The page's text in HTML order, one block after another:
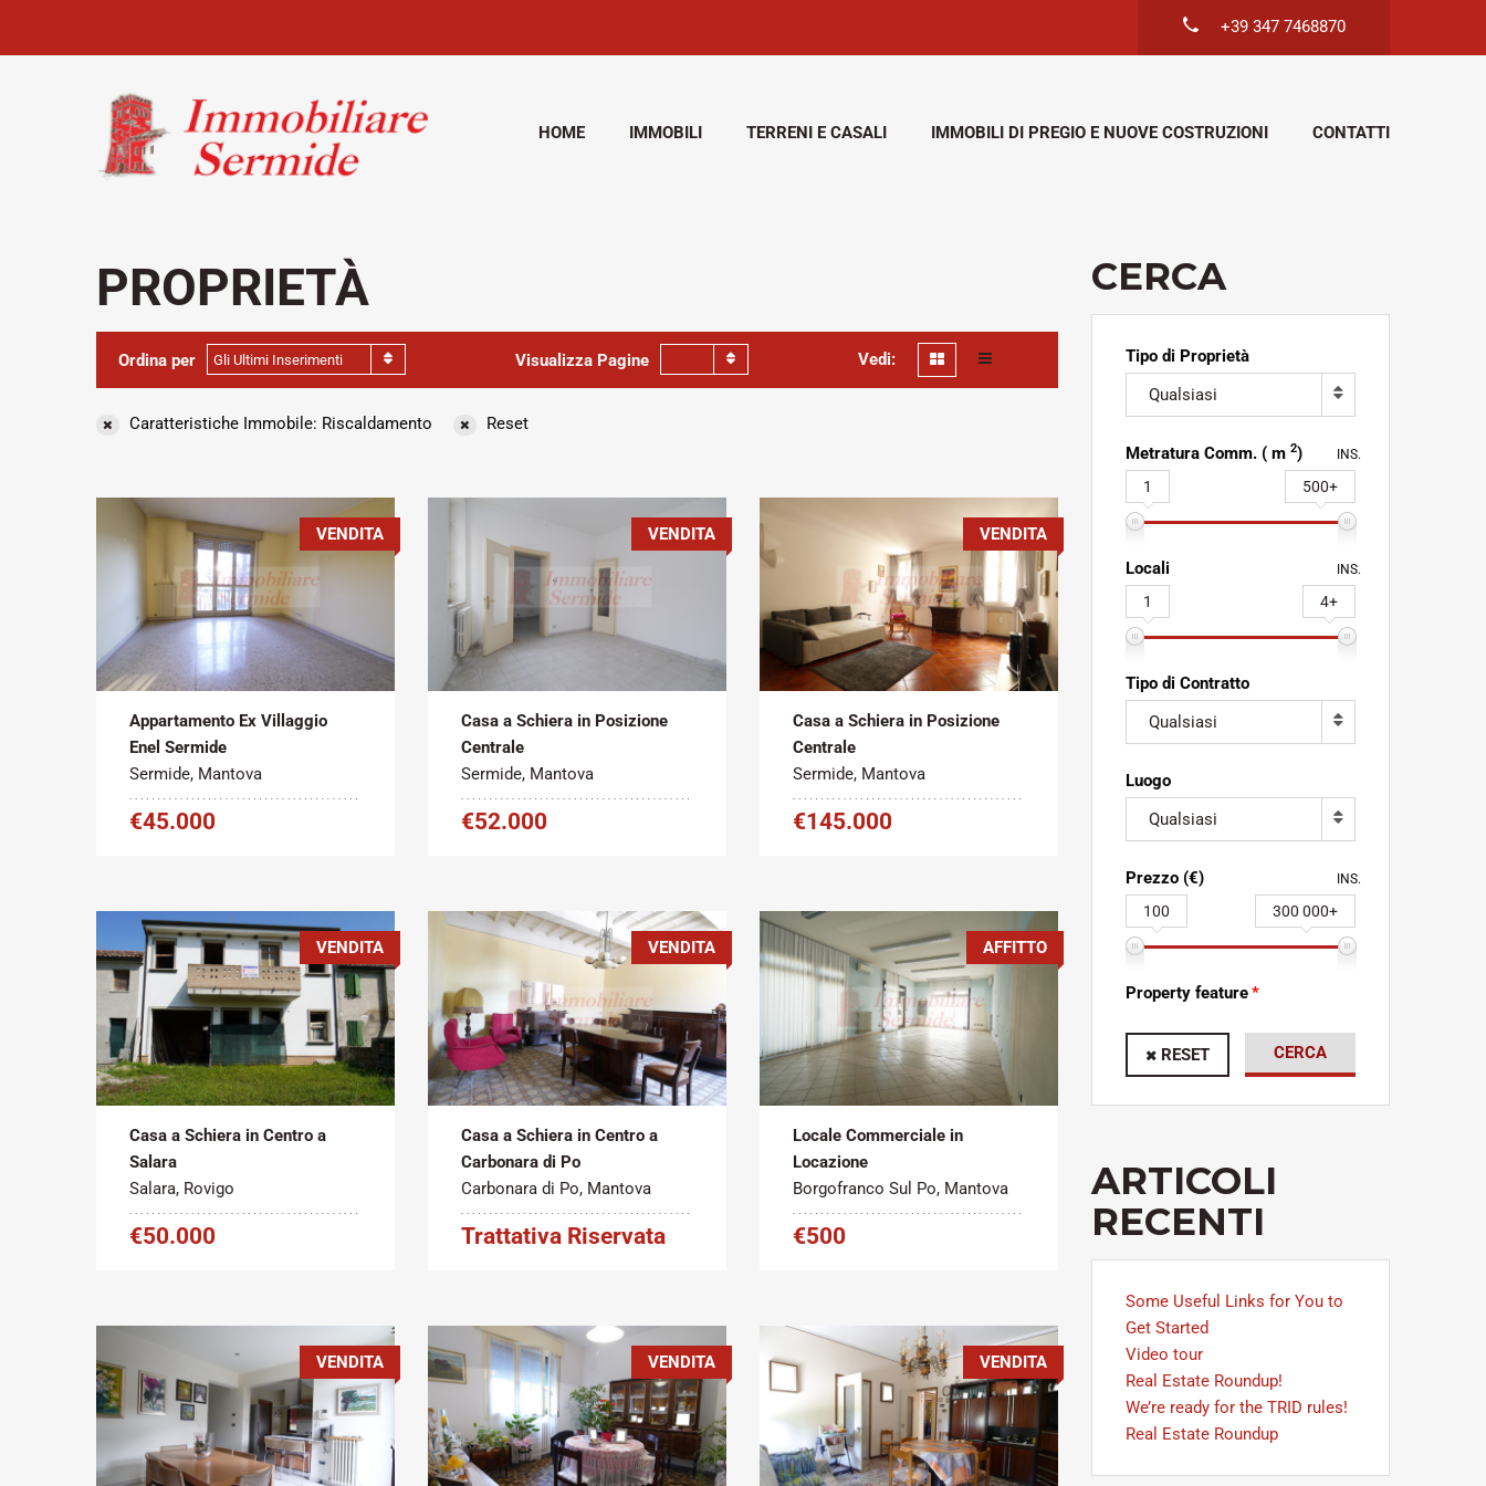
+39 347 7468870
HOME IMMOBILI TERRENI E CASALI IMMOBILI DI PREGIO E NUOVE COSTRUZIONI CONTATTI
PROPRIETÀ
Ordina per Gli Ultimi Inserimenti Visualizza Pagine Vedi:
Caratteristiche Immobile: Riscaldamento Reset
Tipo
Vendita
Metratura
Commerciale:
160 m
VENDITA
Appartamento Ex Villaggio
Enel Sermide
Sermide, Mantova
€45.000
Tipo
contratto:
Vendita
Metratura
Commerciale:
VENDITA
Casa a Schiera in Posizione
Centrale
Sermide, Mantova
€52.000
Tipo
contratto:
Vendita
Metratura
Commerciale:
350 m
VENDITA
Casa a Schiera in Posizione
Centrale
Sermide, Mantova
€145.000
Tipo
contratto:
Vendita
Metratura
Commerciale:
140 m 2
VENDITA
Casa a Schiera in Centro a
Salara
Salara, Rovigo
€50.000
Tipo
contratto:
Vendita
Metratura
Commerciale:
250 m2
VENDITA
Casa a Schiera in Centro a
Carbonara di Po
Carbonara di Po, Mantova
Trattativa Riservata
Tipo
contratto:
Affitto
Metratura
Commerciale:
85 m
AFFITTO
Locale Commerciale in
Locazione
Borgofranco Sul Po, Mantova
€500
Tipo
contratto:
Metratura
Commerciale:
VENDITA
Tipo
contratto:
Metratura
Commerciale:
VENDITA
Tipo
contratto:
Metratura
Commerciale:
VENDITA
CERCA
Tipo di Proprietà
Qualsiasi
Metratura Comm. ( m 2) INS.
1 500+
Locali INS.
1 4+
Tipo di Contratto
Qualsiasi
Luogo
Qualsiasi
Prezzo (€) INS.
100 300 000+
Property feature
RESET CERCA
ARTICOLI
RECENTI
Some Useful Links for You to
Get Started
Video tour
Real Estate Roundup!
We’re ready for the TRID rules!
Real Estate Roundup